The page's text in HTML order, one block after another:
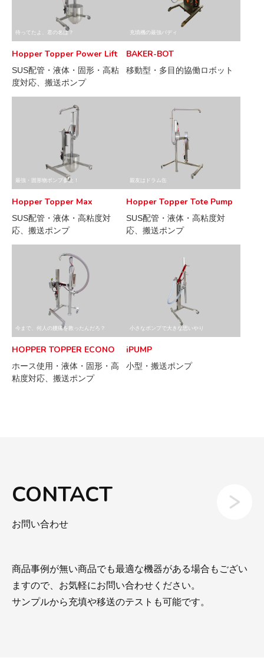
待ってたよ、君の名は？
Hopper Topper Power Lift
SUS配管・液体・固形・高粘
度対応、搬送ポンプ
充填機の最強バディ
BAKER-BOT
移動型・多目的協働ロボット
最強・固形物ポンプ参上！
Hopper Topper Max
SUS配管・液体・高粘度対
応、搬送ポンプ
親友はドラム缶
Hopper Topper Tote Pump
SUS配管・液体・高粘度対
応、搬送ポンプ
今まで、何人の腰痛を救ったんだろ？
HOPPER TOPPER ECONO
ホース使用・液体・固形・高
粘度対応、搬送ポンプ
小さなポンプで大きな思いやり
iPUMP
小型・搬送ポンプ
CONTACT
お問い合わせ
商品事例が無い商品でも最適な機器がある場合もござい
ますので、お気軽にお問い合わせください。
サンプルから充填や移送のテストも可能です。